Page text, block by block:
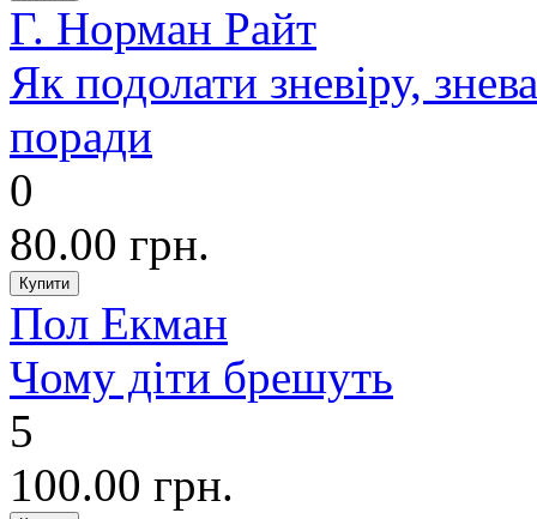
Г. Норман Райт
Як подолати зневіру,
поради
0
80.00 грн.
Пол Екман
Чому діти брешуть
5
100.00 грн.